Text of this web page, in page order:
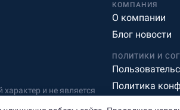
и не является
КОМПАНИЯ
О компании
Блог новости
ПОЛИТИКИ И
Политика